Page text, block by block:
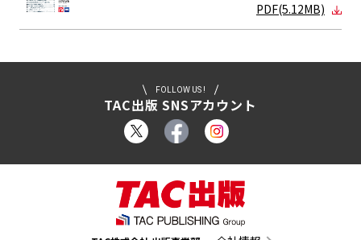
PDF(5.12MB)
FOLLOW US !
TAC出版 SNSアカウント